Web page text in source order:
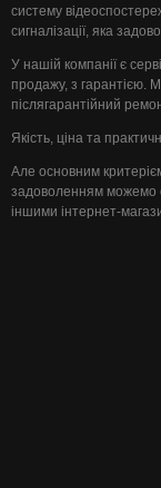
систему
сигналізації, яка
У нашій компанії є
продажу, з гарантією.
післягарантійний
Якість, ціна та
Але основним
задоволенням можемо
іншими інтернет-